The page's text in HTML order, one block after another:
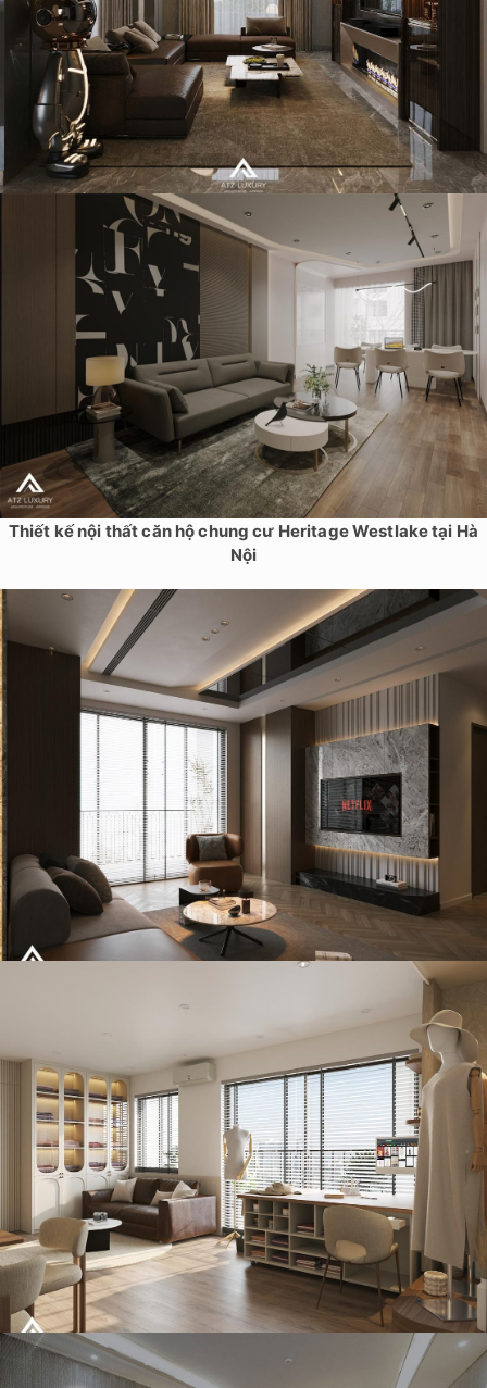
Thiết kế nội thất căn hộ Penthouse Vinhomes Imperia Hải
Phòng
Thiết kế nội thất căn hộ chung cư Heritage Westlake tại Hà
Nội
Thiết kế nội thất căn hộ chung cư Royal City Hà Nội
Thiết kế nội thất căn hộ chung cư Nghĩa Đô Cầu Giấy